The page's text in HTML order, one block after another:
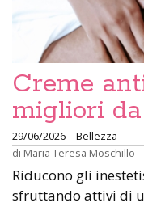
Creme
migliori
29/06/2026
Bellezza
di Maria Teresa Moschillo
Riducono gli
sfruttando attivi di